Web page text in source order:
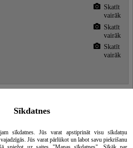
Skatīt
vairāk
Skatīt
vairāk
Skatīt
vairāk
Cieņpilnas atvadas
bez liekām raizēm.
Sīkdatnes
sīkdatnes. Jūs varat apstiprināt visu sīkdatņu
Jūs varat pārlūkot un labot savu piekrišanu